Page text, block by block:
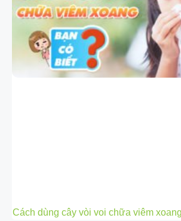
Cách dùng cây vòi voi chữa viêm